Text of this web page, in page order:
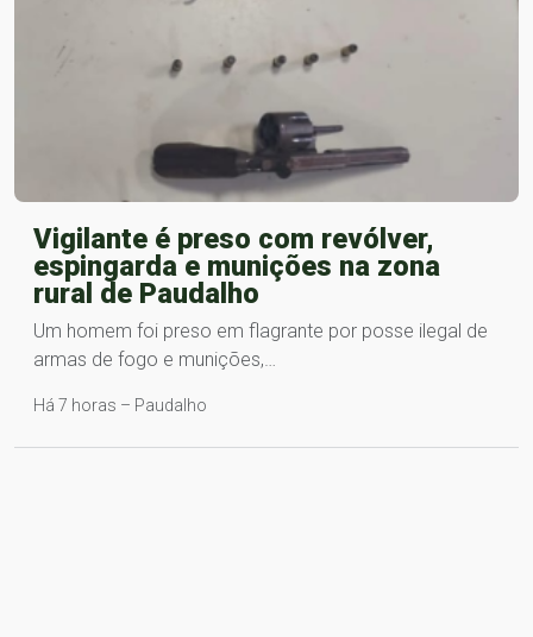
Vigilante é preso com revólver,
espingarda e munições na zona
rural de Paudalho
Um homem foi preso em flagrante por posse ilegal de
armas de fogo e munições,…
Há 7 horas – Paudalho